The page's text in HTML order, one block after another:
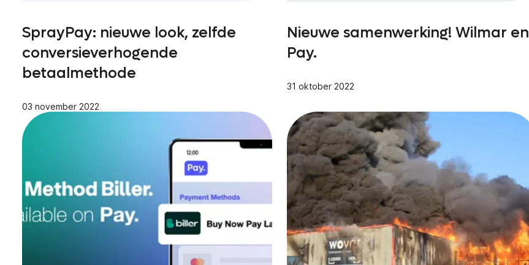
SprayPay: nieuwe look, zelfde
conversieverhogende
betaalmethode
03 november 2022
Nieuwe samenwerking! Wilmar en
Pay.
31 oktober 2022